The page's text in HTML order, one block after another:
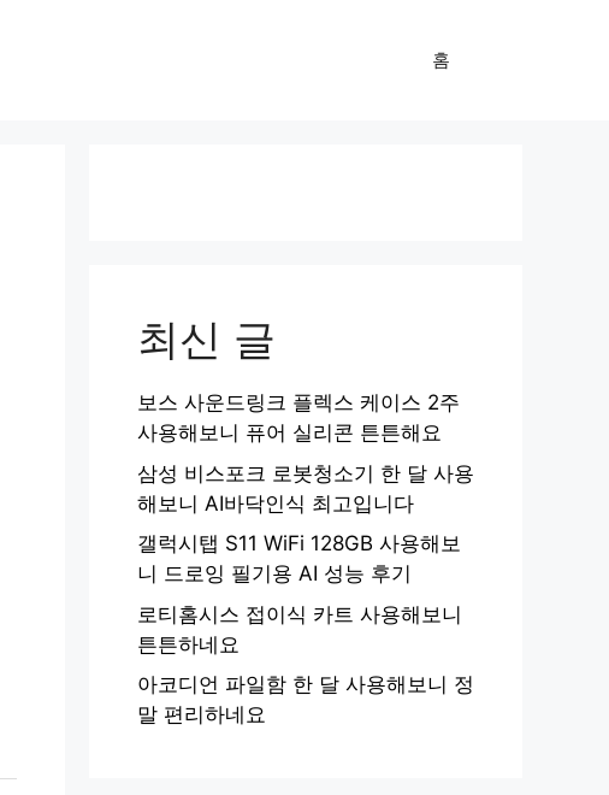
홈
최신 글
보스 사운드링크 플렉스 케이스 2주
사용해보니 퓨어 실리콘 튼튼해요
삼성 비스포크 로봇청소기 한 달 사용
해보니 AI바닥인식 최고입니다
갤럭시탭 S11 WiFi 128GB 사용해보
니 드로잉 필기용 AI 성능 후기
로티홈시스 접이식 카트 사용해보니
튼튼하네요
아코디언 파일함 한 달 사용해보니 정
말 편리하네요